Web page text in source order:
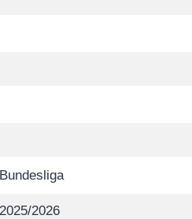
Bundesliga
2025/2026